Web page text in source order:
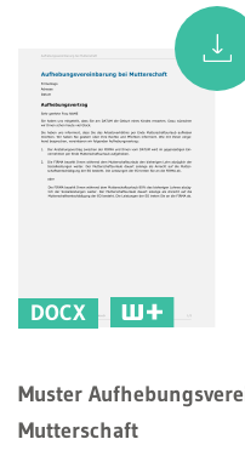
DOCX
Muster
Mutterschaft